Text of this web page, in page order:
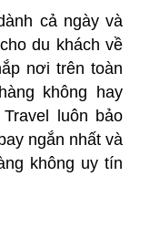
cả ngày và
du khách về
nơi trên toàn
không hay
luôn bảo
ngắn nhất và
không uy tín